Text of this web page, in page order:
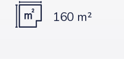
160 m²